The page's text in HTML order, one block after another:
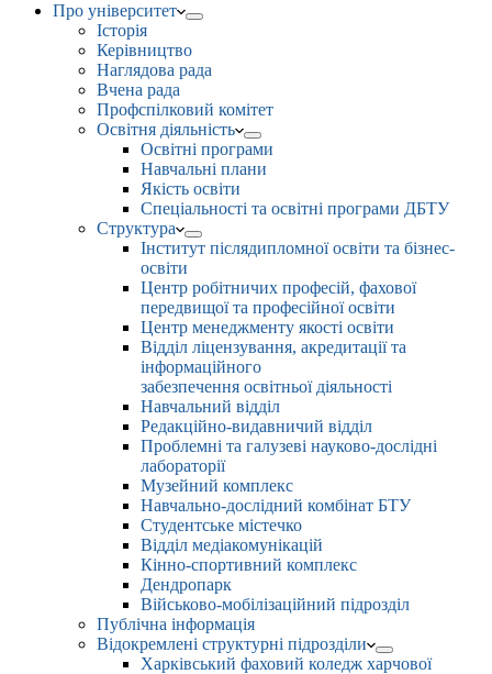
Про університет
Історія
Керівництво
Наглядова рада
Вчена рада
Профспілковий комітет
Освітня діяльність
Освітні програми
Навчальні плани
Якість освіти
Спеціальності та освітні програми ДБТУ
Структура
Інститут післядипломної освіти та бізнес-
освіти
Центр робітничих професій, фахової
передвищої та професійної освіти
Центр менеджменту якості освіти
Відділ ліцензування, акредитації та
інформаційного
забезпечення освітньої діяльності
Навчальний відділ
Редакційно-видавничий відділ
Проблемні та галузеві науково-дослідні
лабораторії
Музейний комплекс
Навчально-дослідний комбінат БТУ
Студентське містечко
Відділ медіакомунікацій
Кінно-спортивний комплекс
Дендропарк
Військово-мобілізаційний підрозділ
Публічна інформація
Відокремлені структурні підрозділи
Харківський фаховий коледж харчової